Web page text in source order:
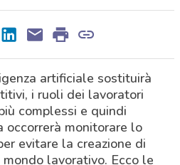
artificiale sostituirà
i ruoli dei lavoratori
complessi e quindi
occorrerà monitorare lo
evitare la creazione di
lavorativo. Ecco le